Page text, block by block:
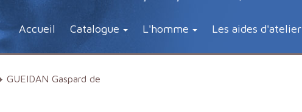
Accueil Catalogue L'homme Les aides d'atelier
GUEIDAN Gaspard de